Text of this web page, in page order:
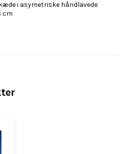
i asymetriske håndlavede
cm